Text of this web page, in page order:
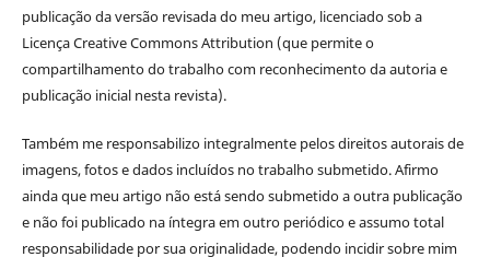
publicação da versão revisada do meu artigo, licenciado sob a
Licença Creative Commons Attribution (que permite o
compartilhamento do trabalho com reconhecimento da autoria e
publicação inicial nesta revista).
Também me responsabilizo integralmente pelos direitos autorais de
imagens, fotos e dados incluídos no trabalho submetido.Afirmo
ainda que meu artigo não está sendo submetido a outra publicação
e não foi publicado na íntegra em outro periódico e assumo total
responsabilidade por sua originalidade, podendo incidir sobre mim